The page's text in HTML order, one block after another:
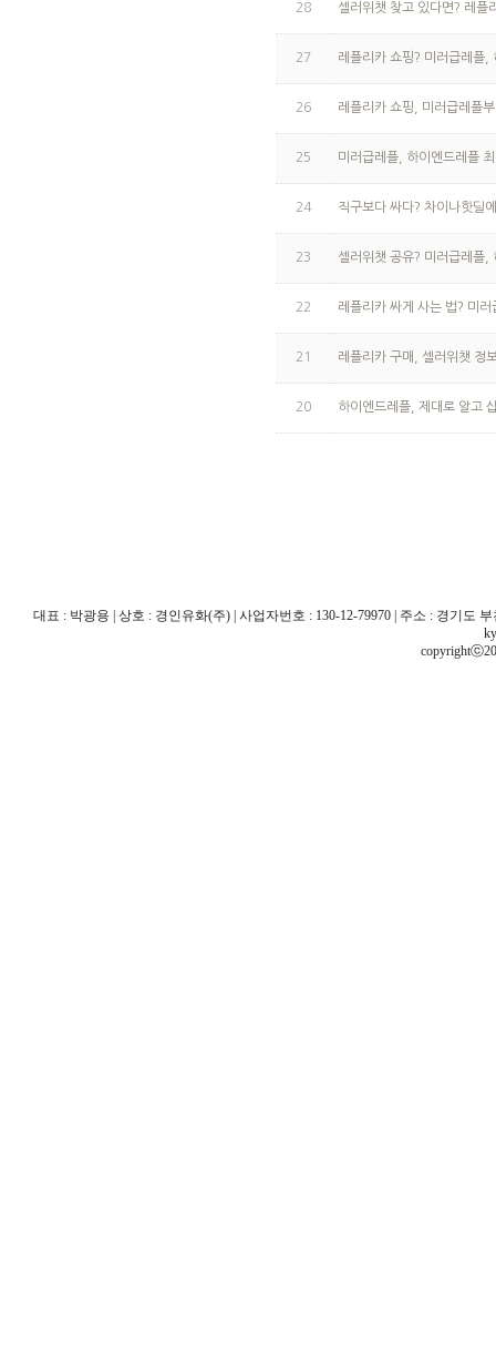
28 셀러위챗 찾고 있다면? 레플
27 레플리카 쇼핑? 미러급레플
26 레플리카 쇼핑, 미러급레플
25 미러급레플, 하이엔드레플
24 직구보다 싸다? 차이나핫딜
23 셀러위챗 공유? 미러급레플,
22 레플리카 싸게 사는 법? 미
21 레플리카 구매, 셀러위챗 정
20 하이엔드레플, 제대로 알고
대표 : 박광용 | 상호 : 경인유화(주) | 사업자번호 : 130-12-79970 | 주소 : 경기도